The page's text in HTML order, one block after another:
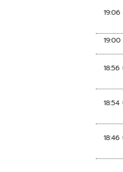
19:06
18:56
18:54
18:46